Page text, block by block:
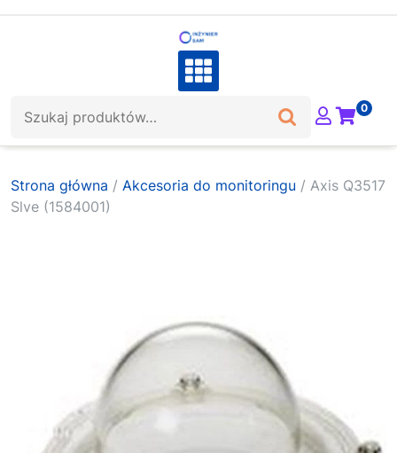
0
Strona główna / Akcesoria do monitoringu / Axis Q3517
Slve (1584001)